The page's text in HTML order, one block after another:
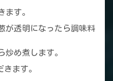
す。
透明になったら調味料
め煮します。
きます。